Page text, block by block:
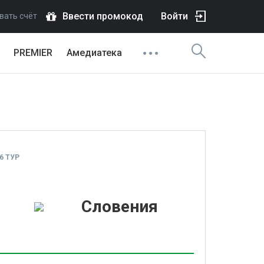
счёт Ввести промокод Войти
PREMIER Амедиатека
ТУР
Словения